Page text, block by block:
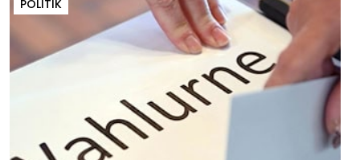
POLITIK